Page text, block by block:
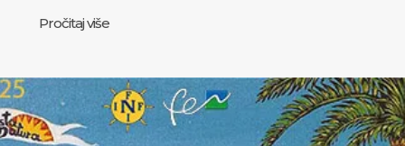
Pročitaj više